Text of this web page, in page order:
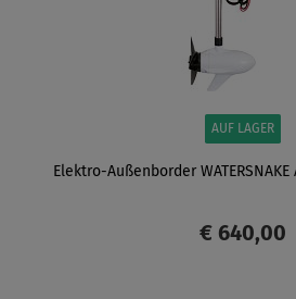
AUF LAGER
Elektro-Außenborder WATERSNAKE
€ 640,00